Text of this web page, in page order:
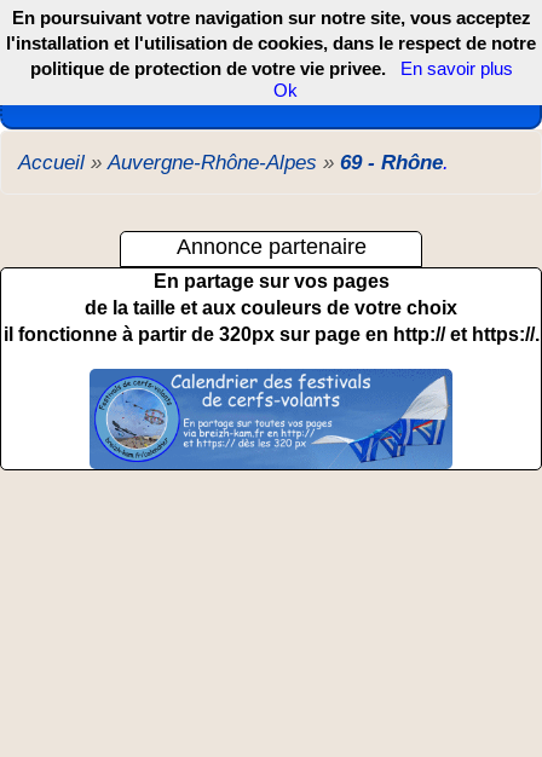
Les webcams de France, DOM TOM et COM
Accueil »Auvergne-Rhône-Alpes » 69 - Rhône.
Annonce partenaire
En partage sur vos pages
de la taille et aux couleurs de votre choix
il fonctionne à partir de 320px sur page en http:// et https://.
En poursuivant votre navigation sur notre site, vous acceptez
l'installation et l'utilisation de cookies, dans le respect de notre
politique de protection de votre vie privee.
En savoir plus
Ok